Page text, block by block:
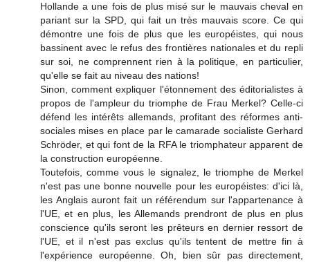
Hollande a une fois de plus misé sur le mauvais cheval en
pariant sur la SPD, qui fait un très mauvais score. Ce qui
démontre une fois de plus que les européistes, qui nous
bassinent avec le refus des frontières nationales et du repli
sur soi, ne comprennent rien à la politique, en particulier,
qu'elle se fait au niveau des nations!
Sinon, comment expliquer l'étonnement des éditorialistes à
propos de l'ampleur du triomphe de Frau Merkel? Celle-ci
défend les intérêts allemands, profitant des réformes anti-
sociales mises en place par le camarade socialiste Gerhard
Schröder, et qui font de la RFA le triomphateur apparent de
la construction européenne.
Toutefois, comme vous le signalez, le triomphe de Merkel
n'est pas une bonne nouvelle pour les européistes: d'ici là,
les Anglais auront fait un référendum sur l'appartenance à
l'UE, et en plus, les Allemands prendront de plus en plus
conscience qu'ils seront les prêteurs en dernier ressort de
l'UE, et il n'est pas exclus qu'ils tentent de mettre fin à
l'expérience européenne. Oh, bien sûr pas directement,